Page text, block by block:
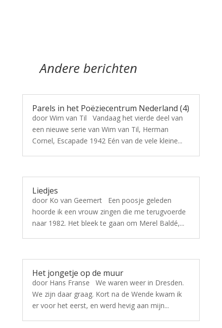
Andere berichten
Parels in het Poëziecentrum Nederland (4)
door Wim van Til Vandaag het vierde deel van
een nieuwe serie van Wim van Til, Herman
Cornel, Escapade 1942 Eén van de vele kleine...
Liedjes
door Ko van Geemert Een poosje geleden
hoorde ik een vrouw zingen die me terugvoerde
naar 1982. Het bleek te gaan om Merel Baldé,...
Het jongetje op de muur
door Hans Franse We waren weer in Dresden.
We zijn daar graag. Kort na de Wende kwam ik
er voor het eerst, en werd hevig aan mijn...